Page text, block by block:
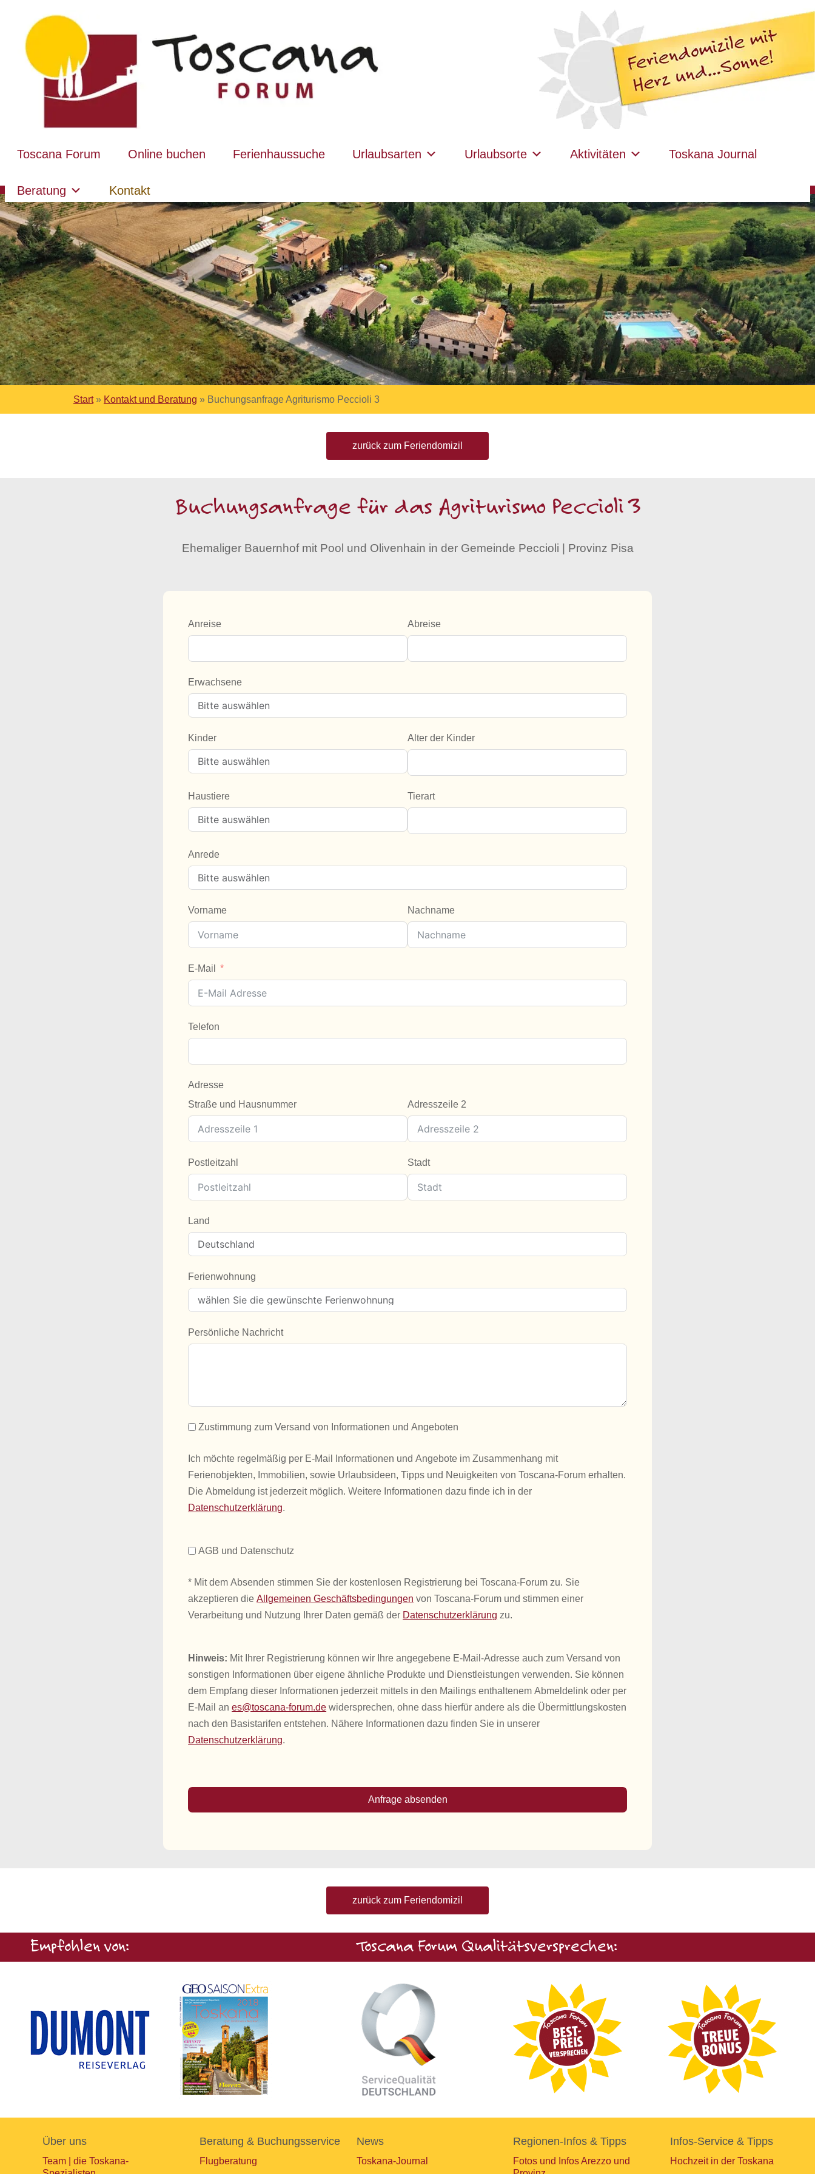
Toscana Forum Online buchen Ferienhaussuche Urlaubsarten Urlaubsorte Aktivitäten Toskana Journal
Beratung Kontakt
Start» Kontakt und Beratung » Buchungsanfrage Agriturismo Peccioli 3
zurück zum Feriendomizil
Buchungsanfrage für das Agriturismo Peccioli 3
Ehemaliger Bauernhof mit Pool und Olivenhain in der Gemeinde Peccioli | Provinz Pisa
Anreise Abreise
Erwachsene
Kinder Alter der Kinder
Haustiere Tierart
Anrede
Vorname Nachname
E-Mail
Telefon
Adresse
Straße und Hausnummer
Adresszeile 2
Postleitzahl Stadt
Land
Ferienwohnung
Persönliche Nachricht
Zustimmung zum Versand von Informationen und Angeboten
Ich möchte regelmäßig per E-Mail Informationen und Angebote im Zusammenhang mit
Ferienobjekten, Immobilien, sowie Urlaubsideen, Tipps und Neuigkeiten von Toscana-Forum erhalten.
Die Abmeldung ist jederzeit möglich. Weitere Informationen dazu finde ich in der
Datenschutzerklärung.
AGB und Datenschutz
* Mit dem Absenden stimmen Sie der kostenlosen Registrierung bei Toscana-Forum zu. Sie
akzeptieren dieAllgemeinen Geschäftsbedingungen von Toscana-Forum und stimmen einer
Verarbeitung und Nutzung Ihrer Daten gemäß der Datenschutzerklärung zu.
Hinweis: Mit Ihrer Registrierung können wir Ihre angegebene E-Mail-Adresse auch zum Versand von
sonstigen Informationen über eigene ähnliche Produkte und Dienstleistungen verwenden. Sie können
dem Empfang dieser Informationen jederzeit mittels in den Mailings enthaltenem Abmeldelink oder per
E-Mail anes@toscana-forum.de widersprechen, ohne dass hierfür andere als die Übermittlungskosten
nach den Basistarifen entstehen. Nähere Informationen dazu finden Sie in unserer
Datenschutzerklärung.
Anfrage absenden
zurück zum Feriendomizil
Empfohlen von: Toscana Forum Qualitätsversprechen:
Über uns
Team | die Toskana-
Beratung & Buchungsservice
Flugberatung
News
Toskana-Journal
Regionen-Infos & Tipps
Fotos und Infos Arezzo und
Infos-Service & Tipps
Hochzeit in der Toskana